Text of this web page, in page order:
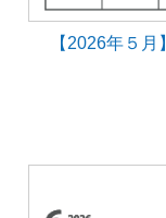
【2026年５